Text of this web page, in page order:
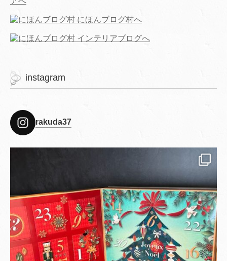
instagram
rakuda37